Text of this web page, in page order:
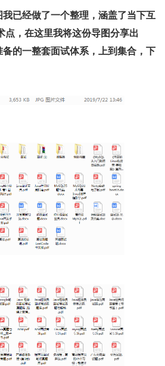
已经做了一个整理，涵盖了当下互
点，在这里我将这份导图分享出
的一整套面试体系，上到集合，下